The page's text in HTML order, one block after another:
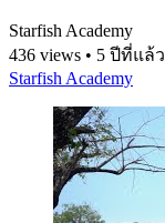
Starfish Academy
436 views • 5 ปีที่แล้ว
Starfish Academy